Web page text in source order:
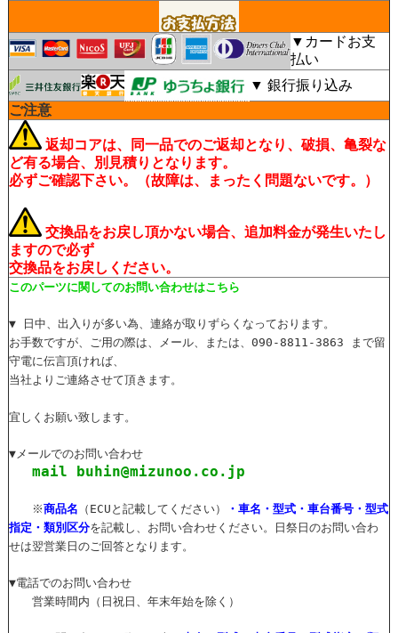
▼カードお支
払い
▼ 銀行振り込み
ご注意
返却コアは、同一品でのご返却となり、破損、亀裂な
ど有る場合、別見積りとなります。
必ずご確認下さい。（故障は、まったく問題ないです。）
交換品をお戻し頂かない場合、追加料金が発生いたし
ますので必ず
交換品をお戻しください。
このパーツに関してのお問い合わせはこちら
▼ 日中、出入りが多い為、連絡が取りずらくなっております。
お手数ですが、ご用の際は、メール、または、090-8811-3863 まで留
守電に伝言頂ければ、
当社よりご連絡させて頂きます。
宜しくお願い致します。
▼メールでのお問い合わせ
mail buhin@mizunoo.co.jp
※商品名 （ECUと記載してください）
・車名・型式・車台番号・型式
指定・類別区分を記載し、お問い合わせください。日祭日のお問い合わ
せは翌営業日のご回答となります。
▼電話でのお問い合わせ
営業時間内（日祝日、年末年始を除く）